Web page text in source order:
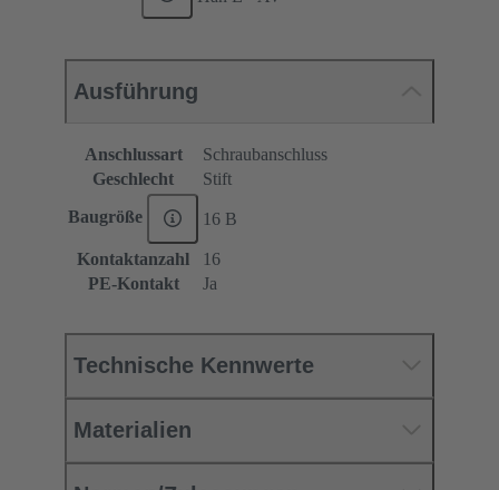
Ausführung
Anschlussart
Schraubanschluss
Geschlecht
Stift
Baugröße 16 B
Kontaktanzahl
16
PE-Kontakt
Ja
Technische Kennwerte
Materialien